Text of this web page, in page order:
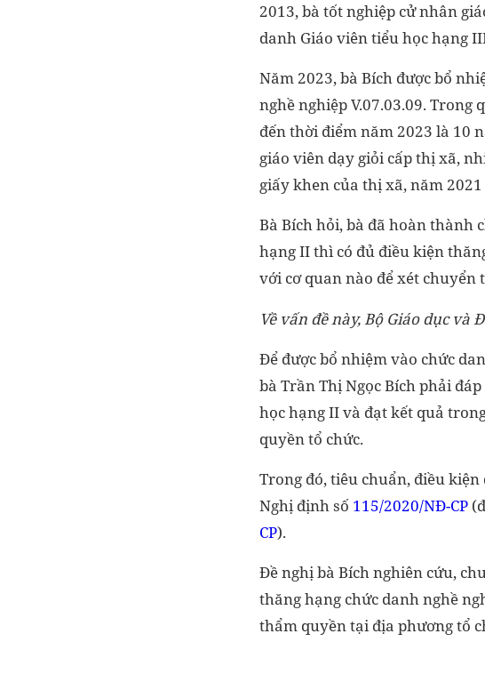
2013, bà tốt nghiệp cử nhân
danh Giáo viên tiểu học hạng
Năm 2023, bà Bích được bổ
nghề nghiệp V.07.03.09.
đến thời điểm năm 2023 là 10
giáo viên dạy giỏi cấp thị xã,
giấy khen của thị xã, năm
Bà Bích hỏi, bà đã hoàn thành
hạng II thì có đủ điều kiện
với cơ quan nào để xét chuyển
Về vấn đề này, Bộ Giáo dục
Để được bổ nhiệm vào chức
bà Trần Thị Ngọc Bích phải
học hạng II và đạt kết quả
quyền tổ chức.
Trong đó, tiêu chuẩn, điều
Nghị định số 115/2020/NĐ-CP
CP).
Đề nghị bà Bích nghiên cứu,
thăng hạng chức danh nghề
thẩm quyền tại địa phương tổ